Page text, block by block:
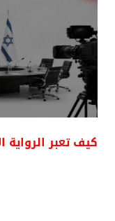
كيف تعبر الرواية